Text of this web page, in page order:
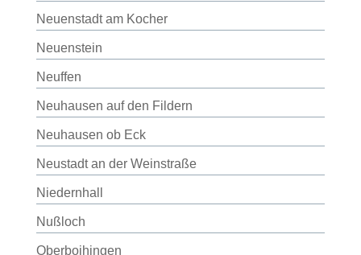
Neuenstadt am Kocher
Neuenstein
Neuffen
Neuhausen auf den Fildern
Neuhausen ob Eck
Neustadt an der Weinstraße
Niedernhall
Nußloch
Oberboihingen